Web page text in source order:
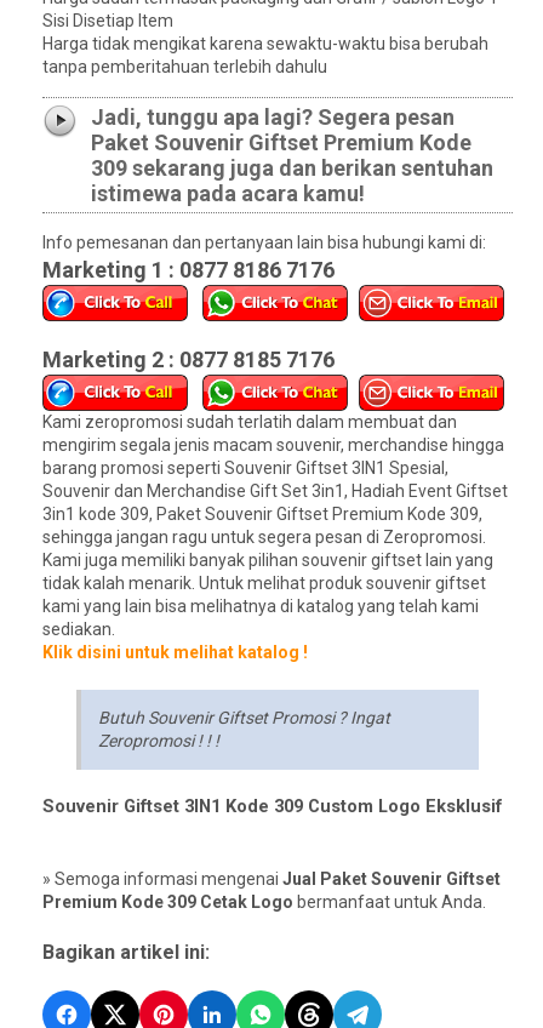
Sisi Disetiap Item
Harga tidak mengikat karena sewaktu-waktu bisa berubah
tanpa pemberitahuan terlebih dahulu
Jadi, tunggu apa lagi? Segera pesan
Paket Souvenir Giftset Premium Kode
309 sekarang juga dan berikan sentuhan
istimewa pada acara kamu!
Info pemesanan dan pertanyaan lain bisa hubungi kami di:
Marketing 1 : 0877 8186 7176
Marketing 2 : 0877 8185 7176
Kami zeropromosi sudah terlatih dalam membuat dan
mengirim segala jenis macam souvenir, merchandise hingga
barang promosi seperti Souvenir Giftset 3IN1 Spesial,
Souvenir dan Merchandise Gift Set 3in1, Hadiah Event Giftset
3in1 kode 309, Paket Souvenir Giftset Premium Kode 309,
sehingga jangan ragu untuk segera pesan di Zeropromosi.
Kami juga memiliki banyak pilihan souvenir giftset lain yang
tidak kalah menarik. Untuk melihat produk souvenir giftset
kami yang lain bisa melihatnya di katalog yang telah kami
sediakan.
Klik disini untuk melihat katalog !
Butuh Souvenir Giftset Promosi ? Ingat
Zeropromosi ! ! !
Souvenir Giftset 3IN1 Kode 309 Custom Logo Eksklusif
» Semoga informasi mengenai Jual Paket Souvenir Giftset
Premium Kode 309 Cetak Logo bermanfaat untuk Anda.
Bagikan artikel ini: